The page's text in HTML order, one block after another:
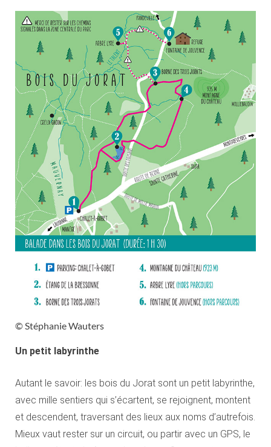
© Stéphanie Wauters
Un petit labyrinthe
Autant le savoir: les bois du Jorat sont un petit labyrinthe,
avec mille sentiers qui s’écartent, se rejoignent, montent
et descendent, traversant des lieux aux noms d’autrefois.
Mieux vaut rester sur un circuit, ou partir avec un GPS, le